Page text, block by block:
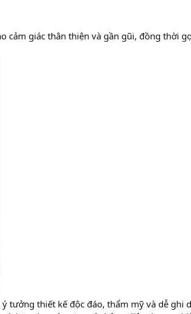
giác thân thiện và gần gũi, đồng thời
thiết kế độc đáo, thẩm mỹ và dễ ghi